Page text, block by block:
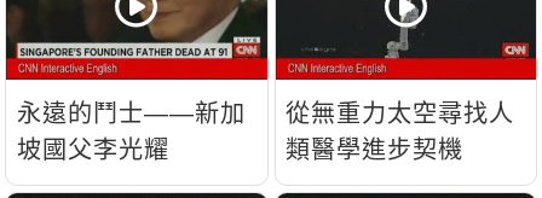
永遠的鬥士——新加
坡國父李光耀
從無重力太空尋找人
類醫學進步契機